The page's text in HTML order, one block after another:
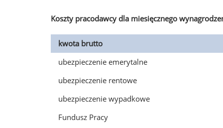
Koszty pracodawcy dla miesięcznego
kwota brutto
ubezpieczenie emerytalne
ubezpieczenie rentowe
ubezpieczenie wypadkowe
Fundusz Pracy